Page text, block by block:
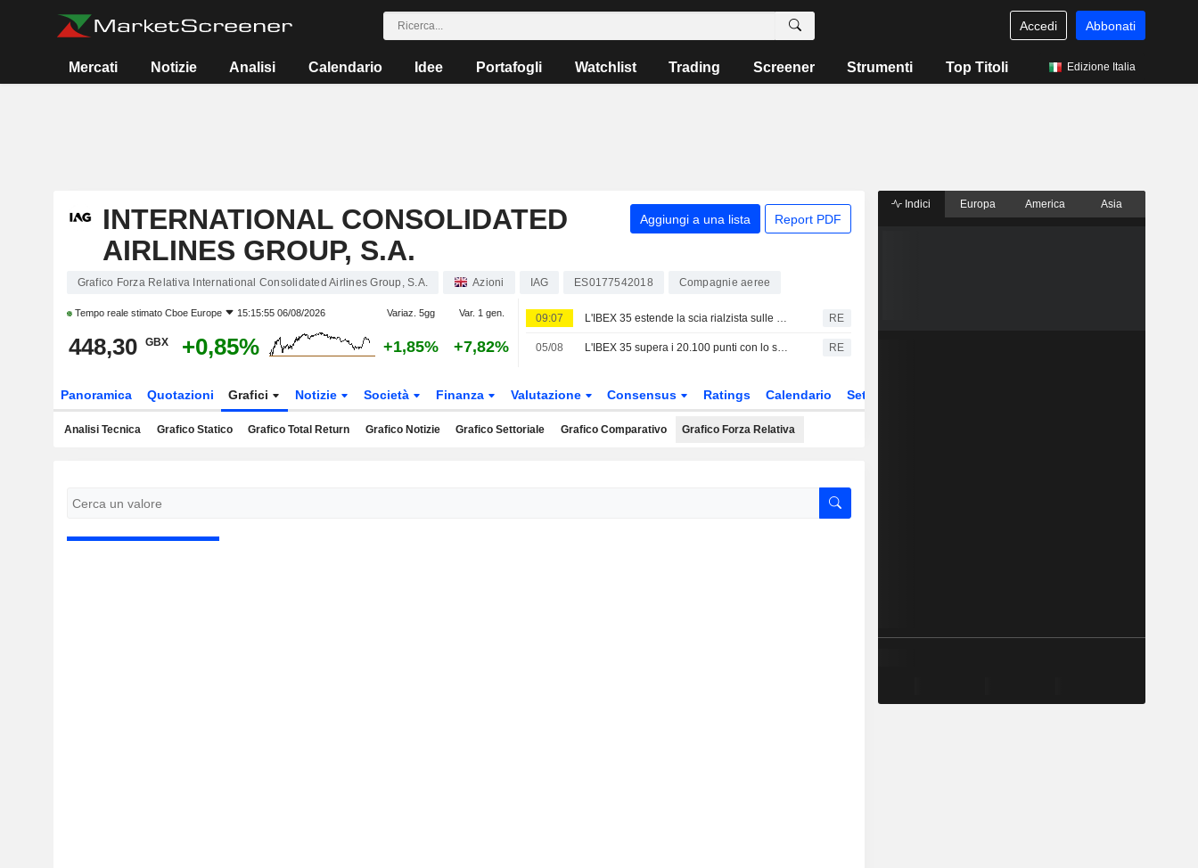
Accedi Abbonati
Mercati Notizie Analisi Calendario Idee Portafogli Watchlist Trading Screener Strumenti Top Titoli Edizione Italia
INTERNATIONAL CONSOLIDATED
AIRLINES GROUP, S.A.
Aggiungi a una lista Report PDF
Grafico Forza Relativa International Consolidated Airlines Group, S.A. Azioni IAG ES0177542018 Compagnie aeree
Tempo reale stimato Cboe Europe 15:15:55 06/08/2026 Variaz. 5gg Var. 1 gen.
448,30 GBX +0,85% +1,85% +7,82%
09:07 L'IBEX 35 estende la scia rialzista sulle speranze di un accordo tra USA e Iran RE
05/08 L'IBEX 35 supera i 20.100 punti con lo sguardo rivolto al settore tecnologico e alla geopolitica RE
Panoramica Quotazioni Grafici Notizie Società Finanza Valutazione Consensus Ratings Calendario Settore
Analisi Tecnica Grafico Statico Grafico Total Return Grafico Notizie Grafico Settoriale Grafico Comparativo Grafico Forza Relativa
Indici Europa America Asia